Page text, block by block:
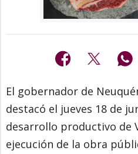
El gobernador de
destacó el jueves 18 de
desarrollo productivo de
ejecución de la obra